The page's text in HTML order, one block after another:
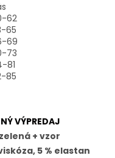
62
65
69
73
81
85
VÝPREDAJ
+ vzor
5 % elastan